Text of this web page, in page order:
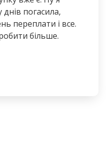
погасила,
переплати і все.
більше.